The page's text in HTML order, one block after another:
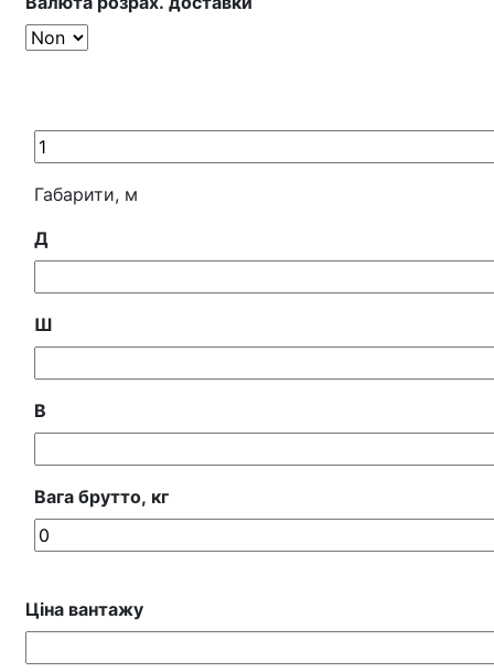
item
Габарити, м
Д
Ш
В
Вага брутто, кг
Ціна вантажу